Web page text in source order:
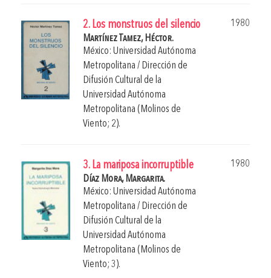
2. Los monstruos del silencio
1980
Martínez Tamez, Héctor.
México: Universidad Autónoma
Metropolitana / Dirección de
Difusión Cultural de la
Universidad Autónoma
Metropolitana (Molinos de
Viento; 2).
3. La mariposa incorruptible
1980
Díaz Mora, Margarita.
México: Universidad Autónoma
Metropolitana / Dirección de
Difusión Cultural de la
Universidad Autónoma
Metropolitana (Molinos de
Viento; 3).